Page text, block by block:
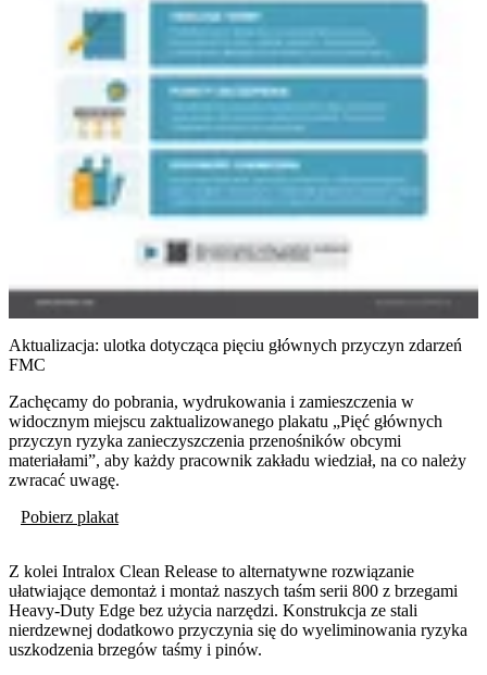
Aktualizacja: ulotka dotycząca pięciu głównych przyczyn zdarzeń
FMC
Zachęcamy do pobrania, wydrukowania i zamieszczenia w
widocznym miejscu zaktualizowanego plakatu „Pięć głównych
przyczyn ryzyka zanieczyszczenia przenośników obcymi
materiałami”, aby każdy pracownik zakładu wiedział, na co należy
zwracać uwagę.
Pobierz plakat
Z kolei Intralox Clean Release to alternatywne rozwiązanie
ułatwiające demontaż i montaż naszych taśm serii 800 z brzegami
Heavy-Duty Edge bez użycia narzędzi. Konstrukcja ze stali
nierdzewnej dodatkowo przyczynia się do wyeliminowania ryzyka
uszkodzenia brzegów taśmy i pinów.